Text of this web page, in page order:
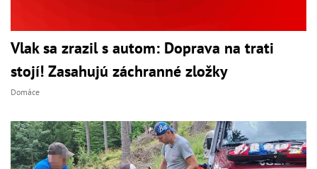
Vlak sa zrazil s autom: Doprava na trati
stojí! Zasahujú záchranné zložky
Domáce